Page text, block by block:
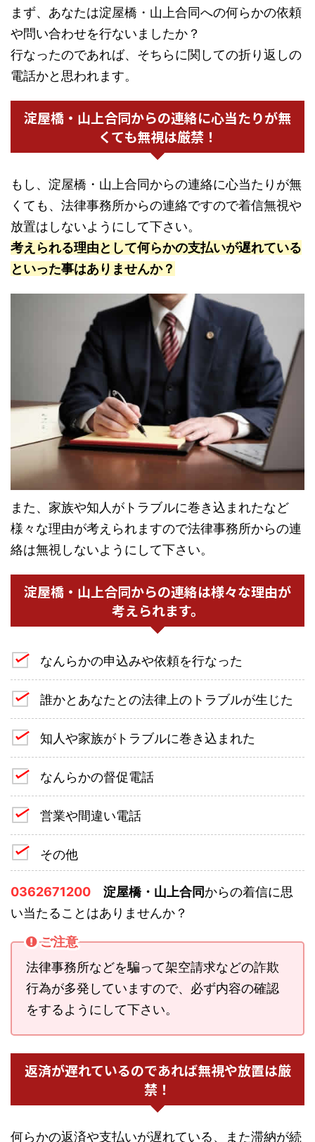
まず、あなたは淀屋橋・山上合同への何らかの依頼
や問い合わせを行ないましたか？
行なったのであれば、そちらに関しての折り返しの
電話かと思われます。
淀屋橋・山上合同からの連絡に心当たりが無
くても無視は厳禁！
もし、淀屋橋・山上合同からの連絡に心当たりが無
くても、法律事務所からの連絡ですので着信無視や
放置はしないようにして下さい。
考えられる理由として何らかの支払いが遅れている
といった事はありませんか？
また、家族や知人がトラブルに巻き込まれたなど
様々な理由が考えられますので法律事務所からの連
絡は無視しないようにして下さい。
淀屋橋・山上合同からの連絡は様々な理由が
考えられます。
なんらかの申込みや依頼を行なった
誰かとあなたとの法律上のトラブルが生じた
知人や家族がトラブルに巻き込まれた
なんらかの督促電話
営業や間違い電話
その他
0362671200 淀屋橋・山上合同からの着信に思
い当たることはありませんか？
ご注意
法律事務所などを騙って架空請求などの詐欺
行為が多発していますので、必ず内容の確認
をするようにして下さい。
返済が遅れているのであれば無視や放置は厳
禁！
何らかの返済や支払いが遅れている、また滞納が続